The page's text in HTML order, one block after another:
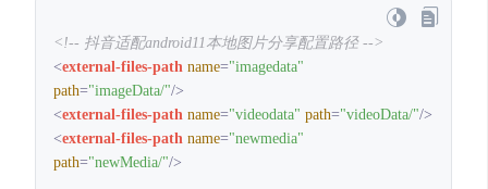
<!-- 抖音适配android11本地图片分享配置路径 -->
<external-files-path name="imagedata"
path="imageData/"/>
<external-files-path name="videodata" path="videoData/"/>
<external-files-path name="newmedia"
path="newMedia/"/>